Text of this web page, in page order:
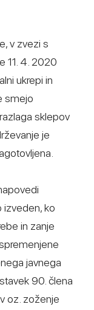
v zvezi s
11. 4. 2020
ukrepi in
smejo
sklepov
je
izveden, ko
in zanje
javnega
90. člena
oz. zoženje